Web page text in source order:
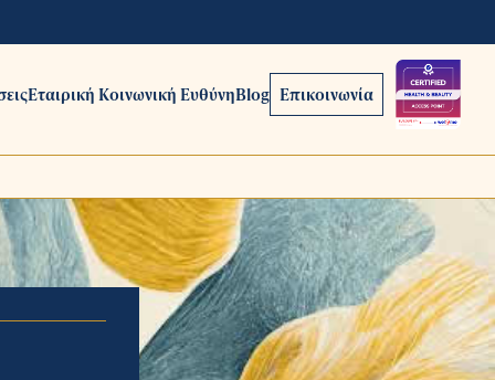
Εταιρική Κοινωνική ΕυθύνηBlog Επικοινωνία